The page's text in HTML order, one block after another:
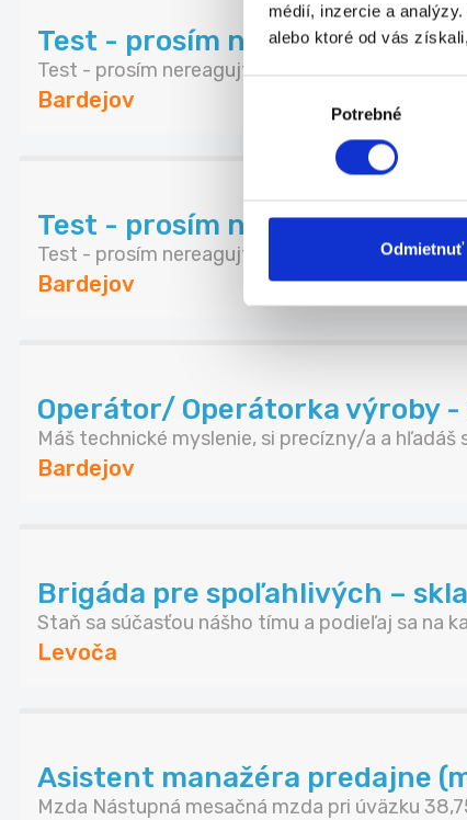
médií, inzercie a
alebo ktoré od vás
Potrebné
Odmietnuť
Test - prosím nereagujte
Test - prosím nereagujte
Bardejov
Test - prosím nereagujte
Test - prosím nereagujte
Bardejov
Operátor/ Operátorka výroby -
Máš technické myslenie, si precízny/a a hľadáš
Bardejov
Brigáda pre spoľahlivých –
Staň sa súčasťou nášho tímu a podieľaj sa na
Levoča
Asistent manažéra predajne
Mzda Nástupná mesačná mzda pri úväzku